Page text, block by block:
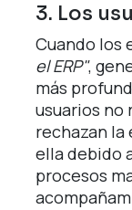
3. Los
Cuando los
el ERP",
más
usuarios no
rechazan
ella debido
procesos